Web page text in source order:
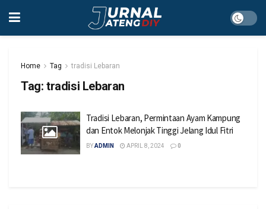
Home Tag tradisi Lebaran
Tag: tradisi Lebaran
Tradisi Lebaran, Permintaan Ayam Kampung
dan Entok Melonjak Tinggi Jelang Idul Fitri
BYADMIN APRIL 8, 2024 0